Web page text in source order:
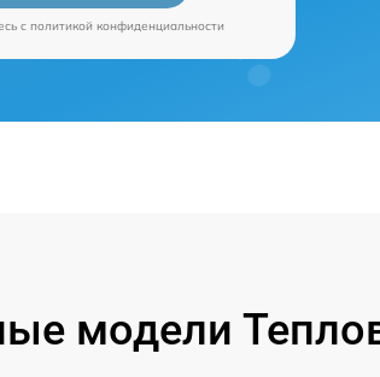
c политикой конфиденциальности
модели